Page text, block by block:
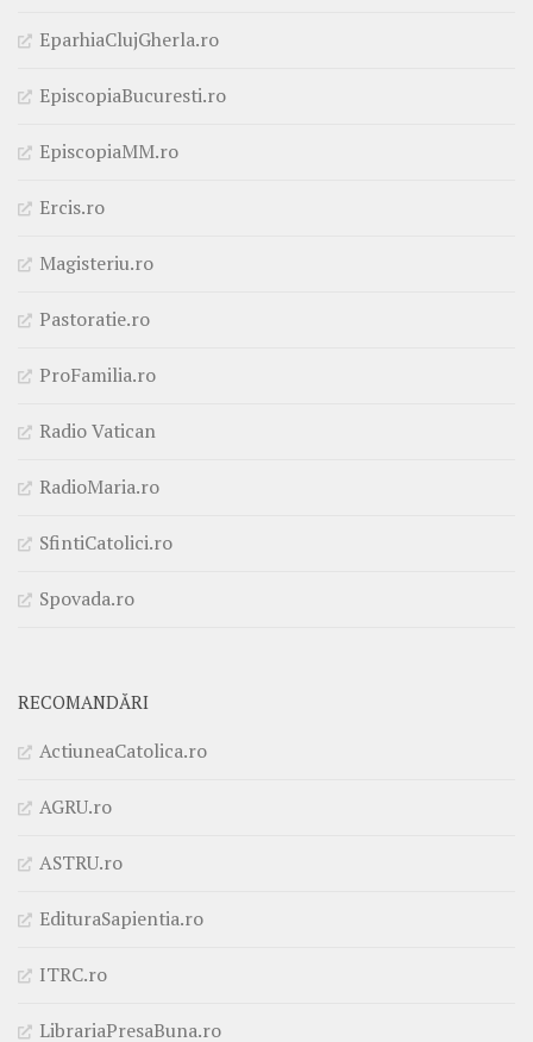
EparhiaClujGherla.ro
EpiscopiaBucuresti.ro
EpiscopiaMM.ro
Ercis.ro
Magisteriu.ro
Pastoratie.ro
ProFamilia.ro
Radio Vatican
RadioMaria.ro
SfintiCatolici.ro
Spovada.ro
RECOMANDĂRI
ActiuneaCatolica.ro
AGRU.ro
ASTRU.ro
EdituraSapientia.ro
ITRC.ro
LibrariaPresaBuna.ro